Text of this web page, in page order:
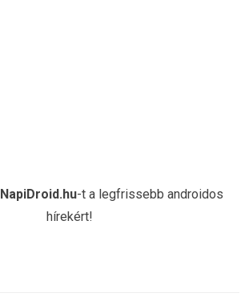
NapiDroid.hu-t a legfrissebb androidos
hírekért!